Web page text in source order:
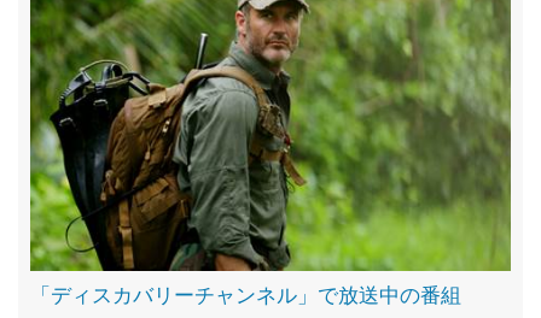
「ディスカバリーチャンネル」で放送中の番組